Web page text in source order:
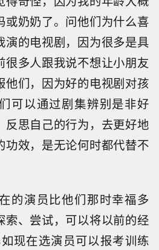
或奶奶了。问他们为什么喜
演的电视剧，因为很多是具
很多人跟我说不想让小朋友
他们，因为好的电视剧对孩
可以通过剧集辨别是非好
反思自己的行为，去更好地
功效，是无论何时都代替不
的演员比他们那时幸福多
索、尝试，可以将以前的经
现在选演员可以报考训练